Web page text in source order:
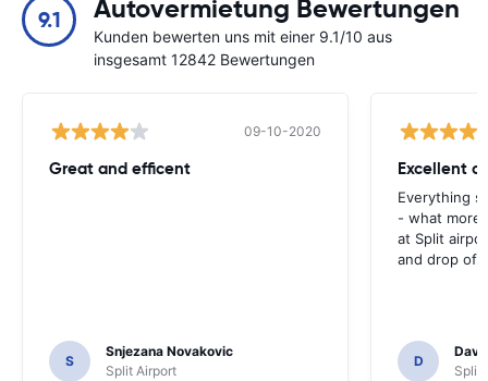
9.1 Autovermietung Bewertungen
Kunden bewerten uns mit einer 9.1/10 aus
insgesamt 12842 Bewertungen
09-10-2020
Great and efficent
S
Snjezana Novakovic
Split Airport
Excellent
Everything
- what more
at Split
and drop off.
D
Split